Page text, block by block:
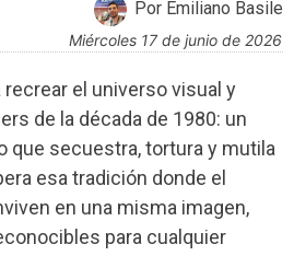
Por Emiliano Basile
miércoles 17 de junio de 2026
el universo visual y
de la década de 1980: un
que secuestra, tortura y mutila
esa tradición donde el
en una misma imagen,
para cualquier